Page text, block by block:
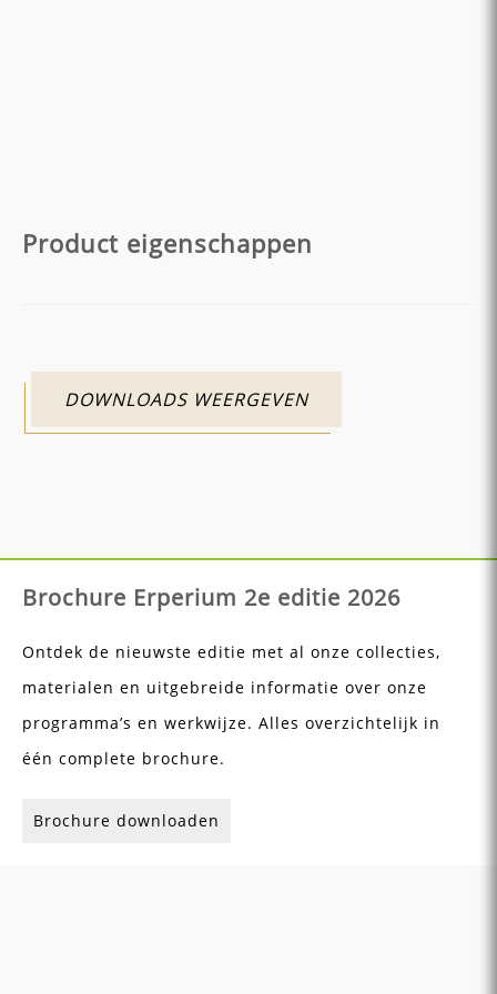
Product eigenschappen
DOWNLOADS WEERGEVEN
Brochure Erperium 2e editie 2026
Ontdek de nieuwste editie met al onze collecties,
materialen en uitgebreide informatie over onze
programma’s en werkwijze. Alles overzichtelijk in
één complete brochure.
Brochure downloaden